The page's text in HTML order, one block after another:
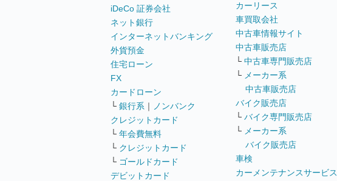
iDeCo 証券会社
ネット銀行
インターネットバンキング
外貨預金
住宅ローン
FX
カードローン
└ 銀行系 ｜
ノンバンク
クレジットカード
└ 年会費無料
└ クレジットカード
└ ゴールドカード
デビットカード
カーリース
車買取会社
中古車情報サイト
中古車販売店
└ 中古車専門販売店
└ メーカー系
中古車販売店
バイク販売店
└ バイク専門販売店
└ メーカー系
バイク販売店
車検
カーメンテナンスサービス